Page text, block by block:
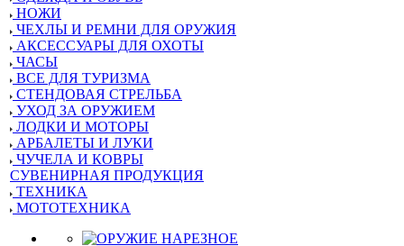
НОЖИ
ЧЕХЛЫ И РЕМНИ ДЛЯ ОРУЖИЯ
АКСЕССУАРЫ ДЛЯ ОХОТЫ
ЧАСЫ
ВСЕ ДЛЯ ТУРИЗМА
СТЕНДОВАЯ СТРЕЛЬБА
УХОД ЗА ОРУЖИЕМ
ЛОДКИ И МОТОРЫ
АРБАЛЕТЫ И ЛУКИ
ЧУЧЕЛА И КОВРЫ
СУВЕНИРНАЯ ПРОДУКЦИЯ
ТЕХНИКА
МОТОТЕХНИКА